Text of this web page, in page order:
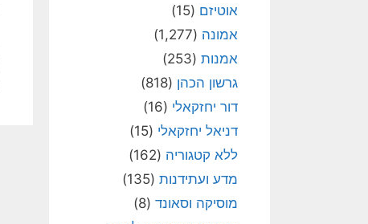
אוטיזם (15)
אמונה (1,277)
אמנות (253)
גרשון הכהן (818)
דור יחזקאלי (16)
דניאל יחזקאלי (15)
ללא קטגוריה (162)
מדע ועתידנות (135)
מוסיקה וסאונד (8)